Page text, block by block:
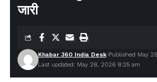
जारी
Last updated: May 28, 2026 8:25 am
Khabar 360 India Desk Published May